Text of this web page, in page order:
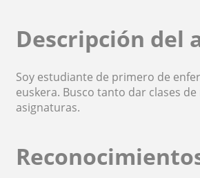
Descripción del
Soy estudiante de primero de
euskera. Busco tanto dar clases
asignaturas.